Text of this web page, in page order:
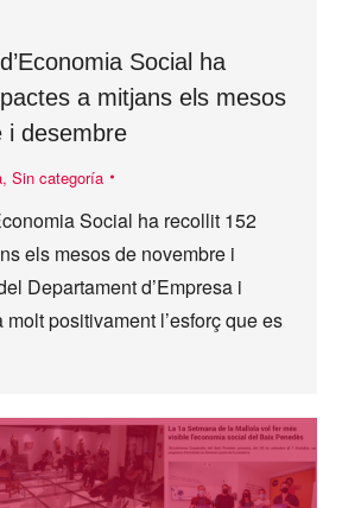
Social ha
a mitjans els mesos
i desembre
, Sin categoría
Social ha recollit 152
els mesos de novembre i
Departament d’Empresa i
positivament l’esforç que es